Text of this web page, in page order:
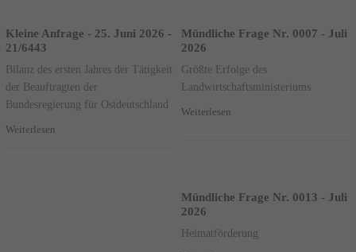
Kleine Anfrage - 25. Juni 2026 -
21/6443
Bilanz des ersten Jahres der Tätigkeit
der Beauftragten der
Bundesregierung für Ostdeutschland
Weiterlesen
Mündliche Frage Nr. 0007 - Juli
2026
Größte Erfolge des
Landwirtschaftsministeriums
Weiterlesen
Mündliche Frage Nr. 0013 - Juli
2026
Heimatförderung